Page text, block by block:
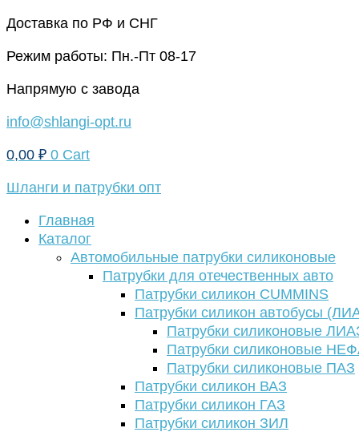
Перейти
содержимому
Доставка по РФ и СНГ
Режим работы: Пн.-Пт 08-17
Напрямую с завода
info@shlangi-opt.ru
0,00 ₽ 0 Cart
Шланги и патрубки опт
Главная
Каталог
Автомобильные патрубки силиконовые
Патрубки для отечественных авто
Патрубки силикон CUMMINS
Патрубки силикон автобусы
Патрубки силиконовые
Патрубки силиконовые
Патрубки силиконовые ПАЗ
Патрубки силикон ВАЗ
Патрубки силикон ГАЗ
Патрубки силикон ЗИЛ